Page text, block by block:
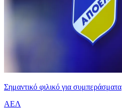
Σημαντικό φιλικό για συμπεράσματα
ΑΕΛ